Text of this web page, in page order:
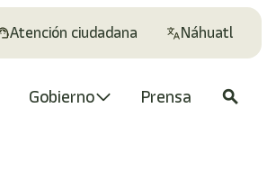
Atención ciudadana Náhuatl
Gobierno Prensa search